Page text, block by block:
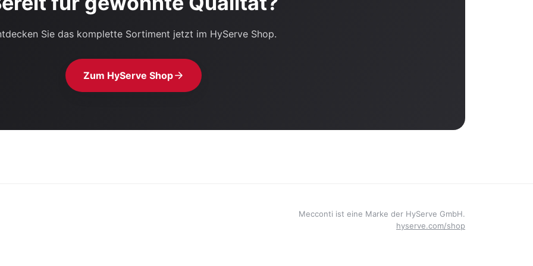
Sie das komplette Sortiment jetzt im HyServe Shop.
Zum HyServe Shop
Mecconti ist eine Marke der HyServe GmbH.
hyserve.com/shop